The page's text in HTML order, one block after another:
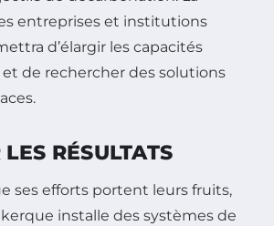
entreprises et institutions
d’élargir les capacités
de rechercher des solutions
RÉSULTATS
ses efforts portent leurs fruits,
installe des systèmes de